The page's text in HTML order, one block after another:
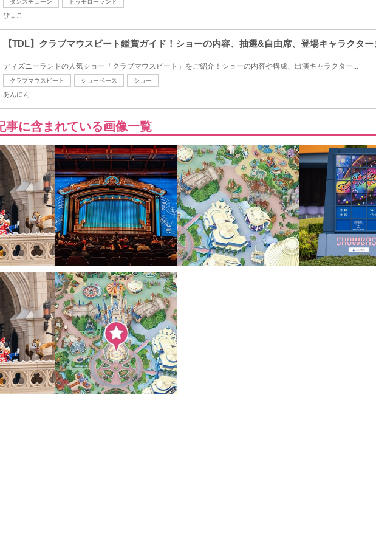
ダンスチューン トゥモローランド
ぴょこ
【TDL】クラブマウスビート鑑賞ガイド！ショーの内容、抽選&自由席、登場キャラクター
ディズニーランドの人気ショー「クラブマウスビート」をご紹介！ショーの内容や構成、出演キャラクター...
クラブマウスビート ショーベース ショー
あんにん
事に含まれている画像一覧